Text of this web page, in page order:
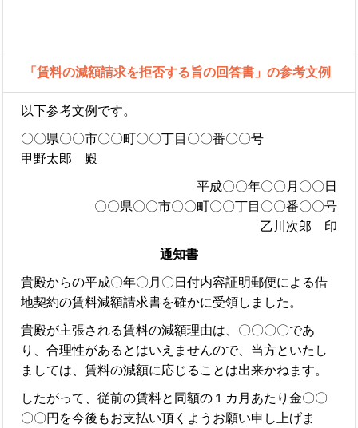
「賃料の減額請求を拒否する旨の回答書」の参考文例
以下参考文例です。
〇〇県〇〇市〇〇町〇〇丁目〇〇番〇〇号
甲野太郎 殿
平成〇〇年〇〇月〇〇日
〇〇県〇〇市〇〇町〇〇丁目〇〇番〇〇号
乙川次郎 印
通知書
貴殿からの平成〇年〇月〇日付内容証明郵便による借
地契約の賃料減額請求書を確かに受領しました。
貴殿が主張される賃料の減額理由は、〇〇〇〇であ
り、合理性があるとはいえませんので、当方といたし
ましては、賃料の減額に応じることは出来かねます。
したがって、従前の賃料と同額の１カ月あたり金〇〇
〇〇円を今後もお支払い頂くようお願い申し上げま